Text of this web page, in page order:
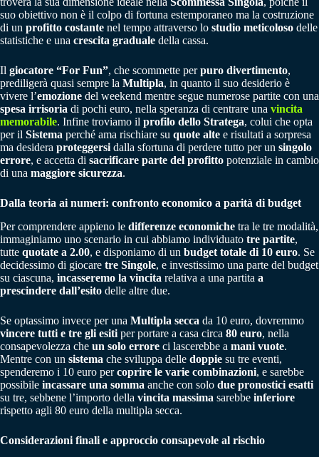
suo obiettivo non è il colpo di fortuna estemporaneo ma la costruzione
di un profitto costante nel tempo attraverso lo studio meticoloso delle
statistiche e una crescita graduale della cassa.
Il giocatore “For Fun”, che scommette perpuro divertimento,
prediligerà quasi sempre la Multipla, in quanto il suo desiderio è
vivere l’emozione del weekend mentre segue numerose partite con una
spesa irrisoria di pochi euro, nella speranza di centrare una vincita
memorabile. Infine troviamo il profilo dello Stratega, colui che opta
per il Sistema perché ama rischiare su quote alte e risultati a sorpresa
ma desidera proteggersidalla sfortuna di perdere tutto per un singolo
errore, e accetta di sacrificare parte del profitto potenziale in cambio
di una maggiore sicurezza.
Dalla teoria ai numeri: confronto economico a parità di budget
Per comprendere appieno le differenze economiche tra le tre modalità,
immaginiamo uno scenario in cui abbiamo individuato tre partite,
tutte quotate a 2.00, e disponiamo di un budget totale di 10 euro. Se
decidessimo di giocare tre Singole, e investissimo una parte del budget
su ciascuna, incasseremo la vincita relativa a una partita a
prescindere dall’esito delle altre due.
Se optassimo invece per una Multipla secca da 10 euro, dovremmo
vincere tutti e tre gli esiti per portare a casa circa 80 euro, nella
consapevolezza che un solo errore ci lascerebbe a mani vuote.
Mentre con un sistema che sviluppa delle doppie su tre eventi,
spenderemo i 10 euro percoprire le varie combinazioni, e sarebbe
possibile incassare una somma anche con solo due pronostici esatti
su tre, sebbene l’importo della vincita massima sarebbe inferiore
rispetto agli 80 euro della multipla secca.
Considerazioni finali e approccio consapevole al rischio